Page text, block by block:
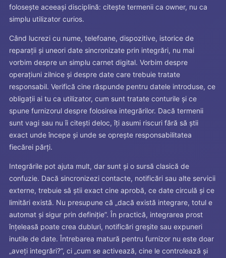
folosește aceeași disciplină: citește termenii ca owner, nu ca
simplu utilizator curios.
Când lucrezi cu nume, telefoane, dispozitive, istorice de
reparații și uneori date sincronizate prin integrări, nu mai
vorbim despre un simplu carnet digital. Vorbim despre
operațiuni zilnice și despre date care trebuie tratate
responsabil. Verifică cine răspunde pentru datele introduse, ce
obligații ai tu ca utilizator, cum sunt tratate conturile și ce
spune furnizorul despre folosirea integrărilor. Dacă termenii
sunt vagi sau nu îi citești deloc, îți asumi riscuri fără să știi
exact unde începe și unde se oprește responsabilitatea
fiecărei părți.
Integrările pot ajuta mult, dar sunt și o sursă clasică de
confuzie. Dacă sincronizezi contacte, notificări sau alte servicii
externe, trebuie să știi exact cine aprobă, ce date circulă și ce
limitări există. Nu presupune că „dacă există integrare, totul e
automat și sigur prin definiție”. În practică, integrarea prost
înțeleasă poate crea dubluri, notificări greșite sau expuneri
inutile de date. Întrebarea matură pentru furnizor nu este doar
„aveți integrări?”, ci „cum se activează, cine le controlează și